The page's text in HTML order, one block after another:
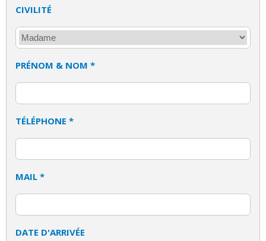
CIVILITÉ
PRÉNOM & NOM *
TÉLÉPHONE *
MAIL *
DATE D'ARRIVÉE